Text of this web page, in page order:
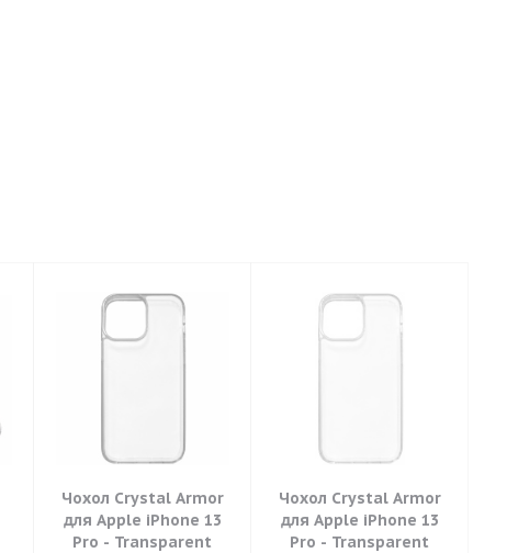
Чохол Crystal Armor
для Apple iPhone 13
Pro - Transparent
Чохол Crystal Armor
для Apple iPhone 13
Pro - Transparent